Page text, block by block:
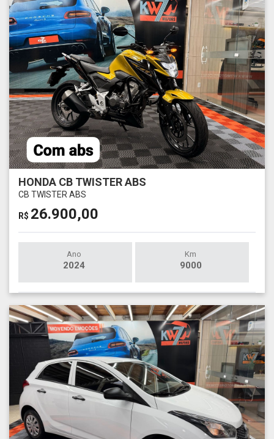
HONDA CB TWISTER ABS
CB TWISTER ABS
R$ 26.900,00
Ano
2024
Km
9000